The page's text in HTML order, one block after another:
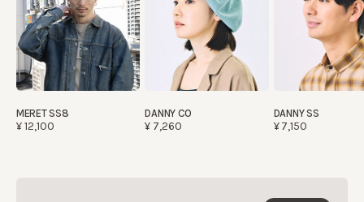
MERET SS8
¥12,100
DANNY CO
¥7,260
DANNY SS
¥7,150